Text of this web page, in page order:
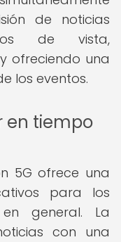
de noticias
de vista,
ofreciendo una
los eventos.
en tiempo
5G ofrece una
para los
general. La
con una